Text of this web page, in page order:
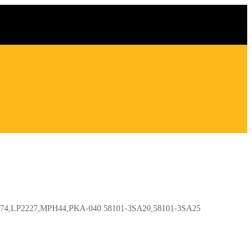
040 58101-3SA20,58101-3SA25